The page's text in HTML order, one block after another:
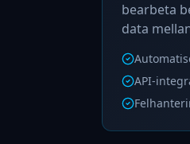
bearbeta
data
API-